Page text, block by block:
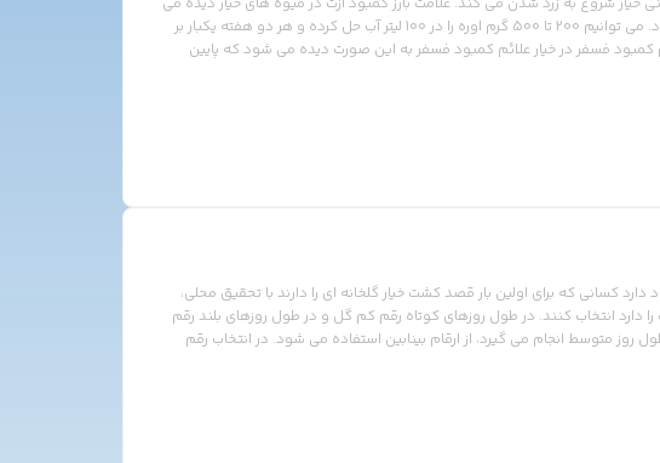
شود و انتهای میوه باریک و کج می شود. می توانیم 200 تا 500 گرم اوره را در 100 لیتر آب حل کرده و هر دو هفته یکبار بر
محلول پاشی نماییم. 2- علائم کمبود فسفر در خیار علائم کمبود فسفر به این صورت دیده می شود که پایین
که برگ های بالایی آن سبز است. مقدار فسفر مورد نیاز قبل از کاشت […]
دارد کسانی که برای اولین بار قصد کشت خیار گلخانه ای را دارند با تحقیق محلی،
دارد انتخاب کنند. در طول روزهای کوتاه رقم کم گل و در طول روزهای بلند رقم
روز متوسط انجام می گیرد، از ارقام بینابین استفاده می شود. در انتخاب رقم
ارقامی که بازار پسندی مناسب تری دارند استفاده نمائیم و همچنین در انتخاب